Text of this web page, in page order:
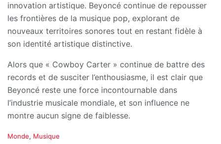
innovation artistique. Beyoncé continue de repousser
les frontières de la musique pop, explorant de
nouveaux territoires sonores tout en restant fidèle à
son identité artistique distinctive.
Alors que « Cowboy Carter » continue de battre des
records et de susciter l’enthousiasme, il est clair que
Beyoncé reste une force incontournable dans
l’industrie musicale mondiale, et son influence ne
montre aucun signe de faiblesse.
C
Monde, Musique